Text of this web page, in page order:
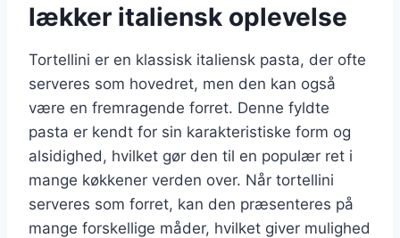
lækker italiensk oplevelse
Tortellini er en klassisk italiensk pasta, der ofte
serveres som hovedret, men den kan også
være en fremragende forret. Denne fyldte
pasta er kendt for sin karakteristiske form og
alsidighed, hvilket gør den til en populær ret i
mange køkkener verden over. Når tortellini
serveres som forret, kan den præsenteres på
mange forskellige måder, hvilket giver mulighed